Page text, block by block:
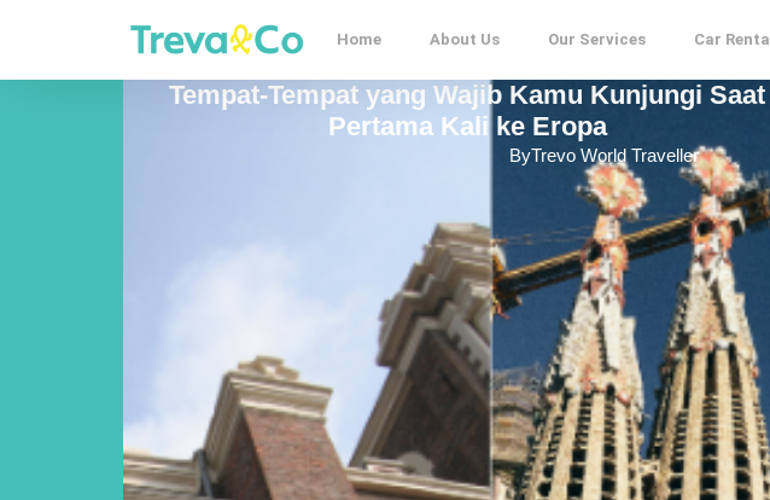
Home About Us Our Services Car Rental
Tempat-Tempat yang Wajib Kamu Kunjungi Saat
Pertama Kali ke Eropa
ByTrevo World Traveller